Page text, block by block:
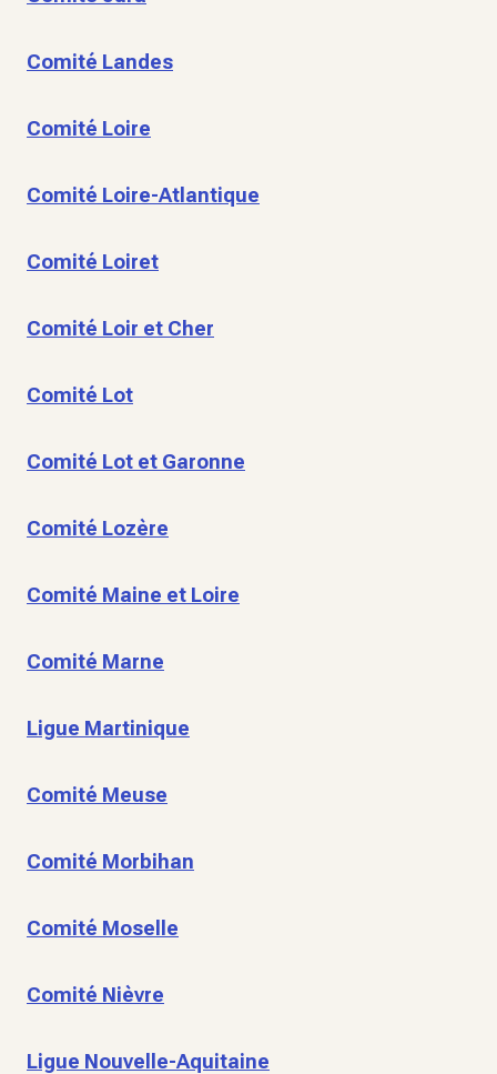
Comité Landes
Comité Loire
Comité Loire-Atlantique
Comité Loiret
Comité Loir et Cher
Comité Lot
Comité Lot et Garonne
Comité Lozère
Comité Maine et Loire
Comité Marne
Ligue Martinique
Comité Meuse
Comité Morbihan
Comité Moselle
Comité Nièvre
Ligue Nouvelle-Aquitaine